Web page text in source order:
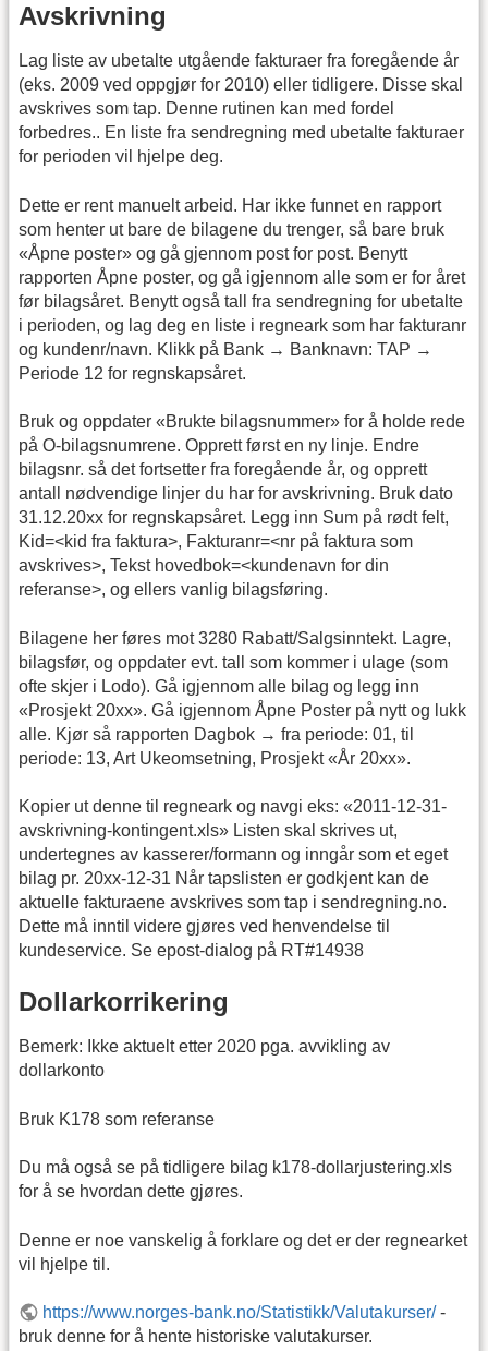
Avskrivning
Lag liste av ubetalte utgående fakturaer fra foregående år
(eks. 2009 ved oppgjør for 2010) eller tidligere. Disse skal
avskrives som tap. Denne rutinen kan med fordel
forbedres.. En liste fra sendregning med ubetalte fakturaer
for perioden vil hjelpe deg.
Dette er rent manuelt arbeid. Har ikke funnet en rapport
som henter ut bare de bilagene du trenger, så bare bruk
«Åpne poster» og gå gjennom post for post. Benytt
rapporten Åpne poster, og gå igjennom alle som er for året
før bilagsåret. Benytt også tall fra sendregning for ubetalte
i perioden, og lag deg en liste i regneark som har fakturanr
og kundenr/navn. Klikk på Bank → Banknavn: TAP →
Periode 12 for regnskapsåret.
Bruk og oppdater «Brukte bilagsnummer» for å holde rede
på O-bilagsnumrene. Opprett først en ny linje. Endre
bilagsnr. så det fortsetter fra foregående år, og opprett
antall nødvendige linjer du har for avskrivning. Bruk dato
31.12.20xx for regnskapsåret. Legg inn Sum på rødt felt,
Kid=<kid fra faktura>, Fakturanr=<nr på faktura som
avskrives>, Tekst hovedbok=<kundenavn for din
referanse>, og ellers vanlig bilagsføring.
Bilagene her føres mot 3280 Rabatt/Salgsinntekt. Lagre,
bilagsfør, og oppdater evt. tall som kommer i ulage (som
ofte skjer i Lodo). Gå igjennom alle bilag og legg inn
«Prosjekt 20xx». Gå igjennom Åpne Poster på nytt og lukk
alle. Kjør så rapporten Dagbok → fra periode: 01, til
periode: 13, Art Ukeomsetning, Prosjekt «År 20xx».
Kopier ut denne til regneark og navgi eks: «2011-12-31-
avskrivning-kontingent.xls» Listen skal skrives ut,
undertegnes av kasserer/formann og inngår som et eget
bilag pr. 20xx-12-31 Når tapslisten er godkjent kan de
aktuelle fakturaene avskrives som tap i sendregning.no.
Dette må inntil videre gjøres ved henvendelse til
kundeservice. Se epost-dialog på RT#14938
Dollarkorrikering
Bemerk: Ikke aktuelt etter 2020 pga. avvikling av
dollarkonto
Bruk K178 som referanse
Du må også se på tidligere bilag k178-dollarjustering.xls
for å se hvordan dette gjøres.
Denne er noe vanskelig å forklare og det er der regnearket
vil hjelpe til.
https://www.norges-bank.no/Statistikk/Valutakurser/-
bruk denne for å hente historiske valutakurser.